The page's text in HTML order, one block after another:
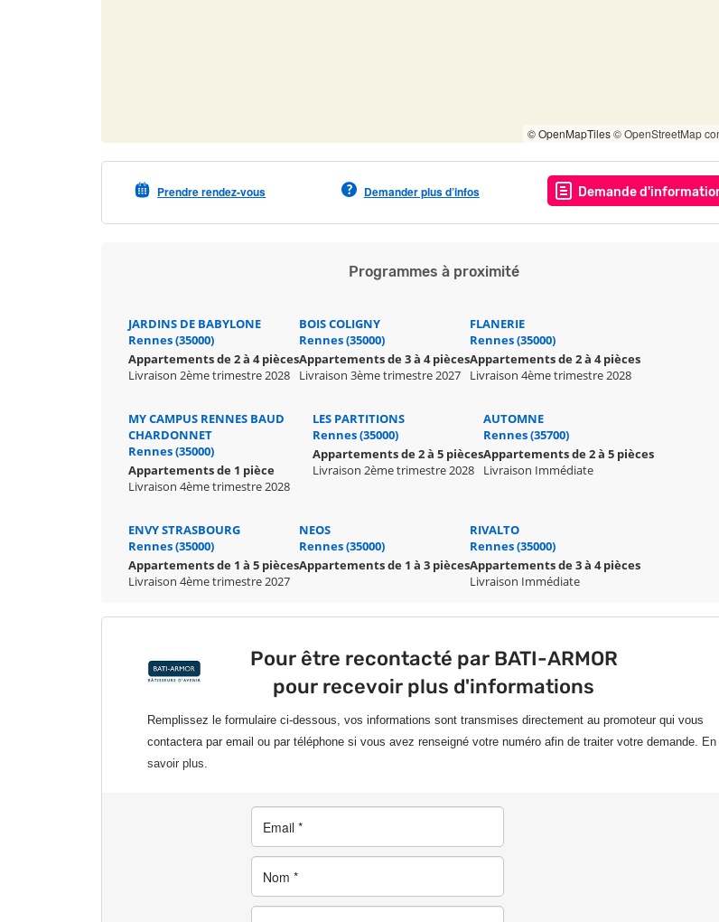
© OpenMapTiles© OpenStreetMap
Prendre rendez-vous Demander plus d’infos Demande
Programmes à proximité
JARDINS DE BABYLONE
Rennes (35000)
Appartements de 2 à 4 pièces
Livraison 2ème trimestre 2028
BOIS COLIGNY
Rennes (35000)
Appartements de 3 à 4 pièces
Livraison 3ème trimestre 2027
FLANERIE
Rennes (35000)
Appartements de 2 à 4 pièces
Livraison 4ème trimestre 2028
MY CAMPUS RENNES BAUD
CHARDONNET
Rennes (35000)
Appartements de 1 pièce
Livraison 4ème trimestre 2028
LES PARTITIONS
Rennes (35000)
Appartements de 2 à 5 pièces
Livraison 2ème trimestre 2028
AUTOMNE
Rennes (35700)
Appartements de 2 à 5 pièces
Livraison Immédiate
ENVY STRASBOURG
Rennes (35000)
Appartements de 1 à 5 pièces
Livraison 4ème trimestre 2027
NEOS
Rennes (35000)
Appartements de 1 à 3 pièces
RIVALTO
Rennes (35000)
Appartements de 3 à 4 pièces
Livraison Immédiate
Pour être recontacté par BATI-ARMOR
pour recevoir plus d'informations
Remplissez le formulaire ci-dessous, vos informations sont transmises directement au promoteur qui vous
contactera par email ou par téléphone si vous avez renseigné votre numéro afin de traiter votre demande. En
savoir plus.